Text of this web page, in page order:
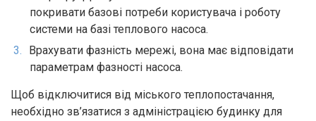
покривати базові потреби користувача і роботу
системи на базі теплового насоса.
Врахувати фазність мережі, вона має відповідати
параметрам фазності насоса.
Щоб відключитися від міського теплопостачання,
необхідно зв’язатися з адміністрацією будинку для